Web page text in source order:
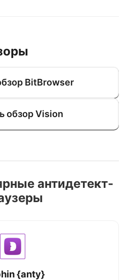
BitBrowser
обзор Vision
антидетект-
{anty}